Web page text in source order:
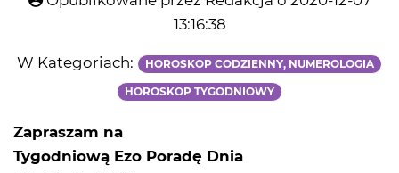
13:16:38
W Kategoriach: HOROSKOP CODZIENNY, NUMEROLOGIA
HOROSKOP TYGODNIOWY
Zapraszam na
Tygodniową Ezo Poradę Dnia